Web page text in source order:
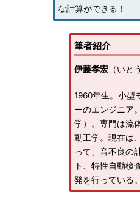
な計算ができる！
筆者紹介
伊藤孝宏 （いと
1960年生。小型
ーのエンジニア
学）。専門は流
動工学。現在は
って、音不良の
ト、特性自動検
発を行っている。